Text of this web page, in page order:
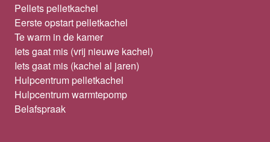
Pellets pelletkachel
Eerste opstart pelletkachel
Te warm in de kamer
Iets gaat mis (vrij nieuwe kachel)
Iets gaat mis (kachel al jaren)
Hulpcentrum pelletkachel
Hulpcentrum warmtepomp
Belafspraak